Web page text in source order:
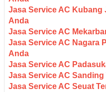
Jasa Service AC Kubang
Anda
Jasa Service AC
Jasa Service AC Nagara
Anda
Jasa Service AC
Jasa Service AC
Jasa Service AC Seuat